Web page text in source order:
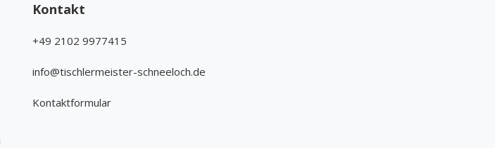
Kontakt
+49 2102 9977415
info@tischlermeister-schneeloch.de
Kontaktformular